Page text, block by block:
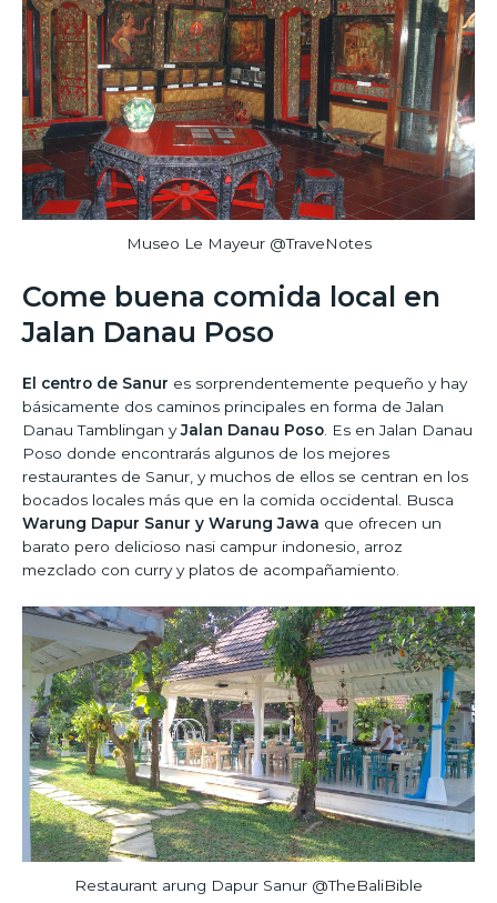
Museo Le Mayeur @TraveNotes
Come buena comida local en
Jalan Danau Poso
El centro de Sanur es sorprendentemente pequeño y hay
básicamente dos caminos principales en forma de Jalan
Danau Tamblingan yJalan Danau Poso . Es en Jalan Danau
Poso donde encontrarás algunos de los mejores
restaurantes de Sanur, y muchos de ellos se centran en los
bocados locales más que en la comida occidental. Busca
Warung Dapur Sanur y Warung Jawa que ofrecen un
barato pero delicioso nasi campur indonesio, arroz
mezclado con curry y platos de acompañamiento.
Restaurant arung Dapur Sanur @TheBaliBible